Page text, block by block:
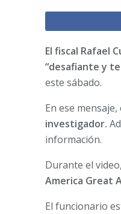
El fiscal Rafael
“desafiante y
este sábado.
En ese
investigador.
información.
Durante el video,
America Great
El funcionario